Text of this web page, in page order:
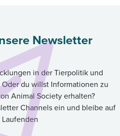
Newsletter
in der Tierpolitik und
du willst Informationen zu
Animal Society erhalten?
Channels ein und bleibe auf